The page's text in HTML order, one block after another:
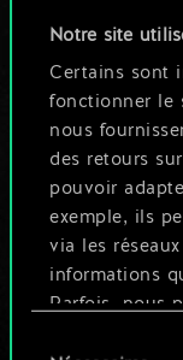
Notre site
Certains sont
fonctionner le
nous
des retours
pouvoir
exemple, ils
via les
informations
Parfois, nous
Mais